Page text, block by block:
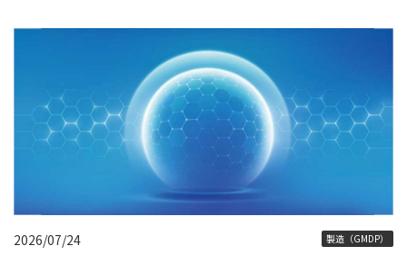
2026/07/24 製造（GMDP）